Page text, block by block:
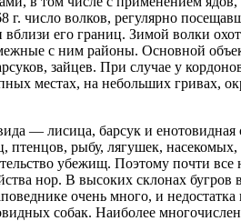
число волков, регулярно
его границ. Зимой волки
с ним районы. Основной
зайцев. При случае у
местах, на небольших гривах,
— лисица, барсук и енотовидная
рыбу, лягушек,
убежищ. Поэтому почти
нор. В высоких склонах
очень много, и
собак. Наиболее